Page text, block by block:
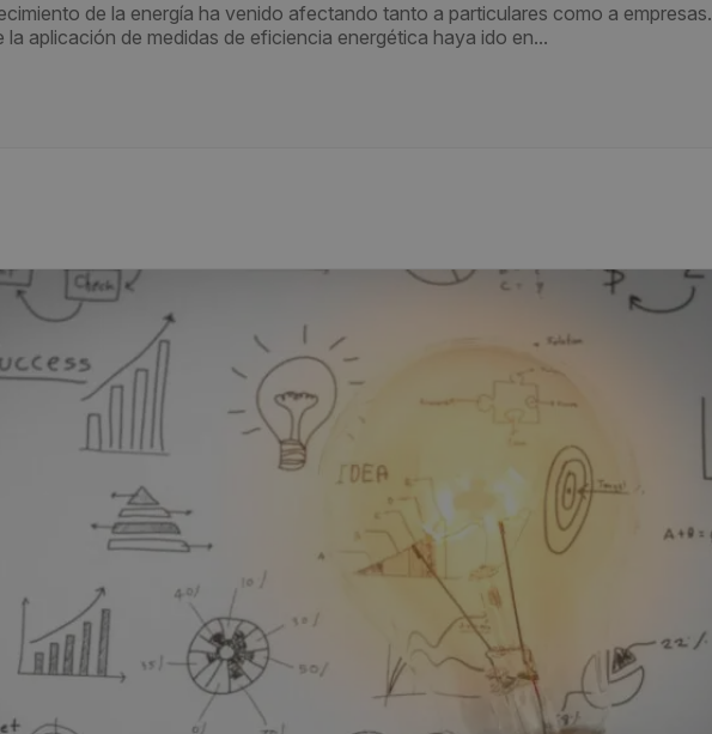
de la energía ha venido afectando tanto a particulares como a empresas.
la aplicación de medidas de eficiencia energética haya ido en...